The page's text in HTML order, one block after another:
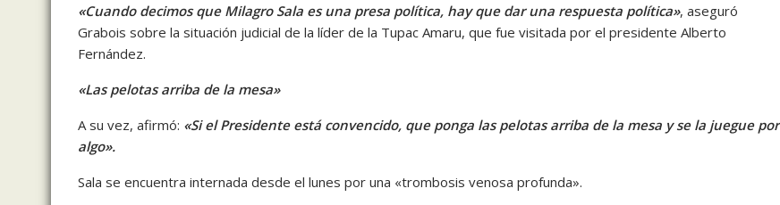
«Cuando decimos que Milagro Sala es una presa política, hay que dar una respuesta política», aseguró
Grabois sobre la situación judicial de la líder de la Tupac Amaru, que fue visitada por el presidente Alberto
Fernández.
«Las pelotas arriba de la mesa»
A su vez, afirmó: «Si el Presidente está convencido, que ponga las pelotas arriba de la mesa y se la juegue por
algo».
Sala se encuentra internada desde el lunes por una «trombosis venosa profunda».